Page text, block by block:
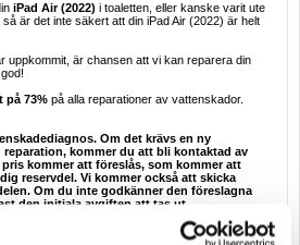
iPad Air (2022) i toaletten, eller kanske varit ute
är det inte säkert att din iPad Air (2022) är helt
uppkommit, är chansen att vi kan reparera din
på 73% på alla reparationer av vattenskador.
Om det krävs en ny
kommer du att bli kontaktad av
kommer att föreslås, som kommer att
reservdel. Vi kommer också att skicka
Om du inte godkänner den föreslagna
den initiala avgiften att tas ut.
förmodligen säga att du behöver en ny telefon